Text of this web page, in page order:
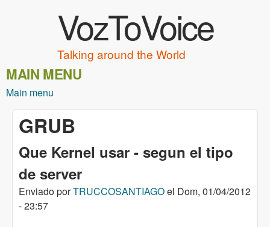
VozToVoice
Talking around the World
MAIN MENU
Main menu
GRUB
Que Kernel usar - segun el tipo
de server
Enviado porTRUCCOSANTIAGOel Dom, 01/04/2012
- 23:57